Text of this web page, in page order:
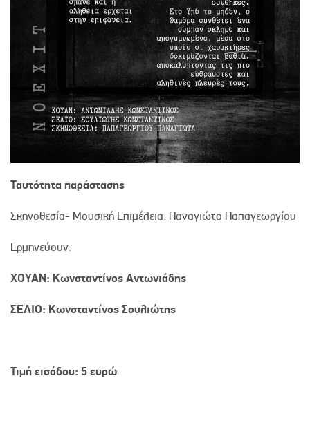
Ταυτότητα παράστασης
Σκηνοθεσία- Μουσική Επιμέλεια: Παναγιώτα Παπαγεωργίου
Ερμηνεύουν:
ΧΟΥΑΝ: Κωνσταντίνος Αντωνιάδης
ΣΕΛΙΟ: Κωνσταντίνος Σουλιώτης
Τιμή εισόδου: 5 ευρώ